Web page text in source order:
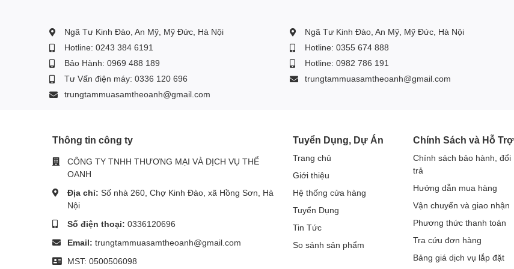
Ngã Tư Kinh Đào, An Mỹ, Mỹ Đức, Hà Nội
Hotline: 0243 384 6191
Bảo Hành: 0969 488 189
Tư Vấn điện máy: 0336 120 696
trungtammuasamtheoanh@gmail.com
Ngã Tư Kinh Đào, An Mỹ, Mỹ Đức, Hà Nội
Hotline: 0355 674 888
Hotline: 0982 786 191
trungtammuasamtheoanh@gmail.com
Thông tin công ty
CÔNG TY TNHH THƯƠNG MẠI VÀ DỊCH VỤ THỂ
OANH
Địa chỉ: Số nhà 260, Chợ Kinh Đào, xã Hồng Sơn, Hà
Nội
Số điện thoại: 0336120696
Email: trungtammuasamtheoanh@gmail.com
MST: 0500506098
Tuyển Dụng, Dự Án
Trang chủ
Giới thiệu
Hệ thống cửa hàng
Tuyển Dụng
Tin Tức
So sánh sản phẩm
Chính Sách và Hỗ Trợ
Chính sách bảo hành, đổi
trả
Hướng dẫn mua hàng
Vận chuyển và giao nhận
Phương thức thanh toán
Tra cứu đơn hàng
Bảng giá dịch vụ lắp đặt